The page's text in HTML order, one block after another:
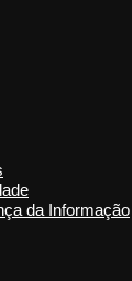
da Informação